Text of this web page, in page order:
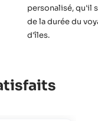
personalisé, qu'il
de la durée du
d'îles.